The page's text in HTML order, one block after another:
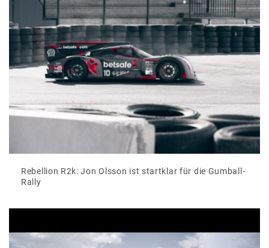
Rebellion R2k: Jon Olsson ist startklar für die Gumball-
Rally